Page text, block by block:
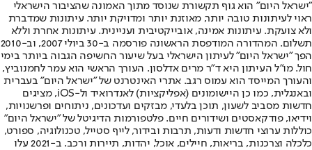
"ישראל היום" הוא גוף תקשורת שנוסד מתוך האמונה שהציבור הישראלי
ראוי לעיתונות טובה יותר, מאוזנת יותר ומדויקת יותר. עיתונות שמדברת
ולא צועקת. עיתונות אמינה, אובייקטיבית ועניינית. עיתונות אחרת וללא
תשלום. המהדורה המודפסת הראשונה פורסמה ב-30 ביולי 2007, וב-2010
הפך "ישראל היום" לעיתון הישראלי בעל שיעור החשיפה הגבוה ביותר בימי
חול. מו"ל העיתון היא ד"ר מרים אדלסון. העורך הראשי הוא עמר לחמנוביץ,
והעורך המייסד הוא עמוס רגב. אתרי האינטרנט של "ישראל היום" בעברית
ובאנגלית, כמו כן היישומונים (אפליקציות) לאנדרואיד ול-iOS, מציגים
חדשות מסביב לשעון, תוכן בלעדי, מבזקים ועדכונים, ניתוחים ופרשנויות,
וידיאו, פודקאסטים ושידורים חיים. פלטפורמות הדיגיטל של "ישראל היום"
כוללות ערוצי חדשות ודעות, תרבות ובידור, לייף סטייל, טכנולוגיה, ספורט,
כלכלה וצרכנות, בריאות, חיילים, אוכל, יהדות, תיירות ורכב. ב-2021 עלו